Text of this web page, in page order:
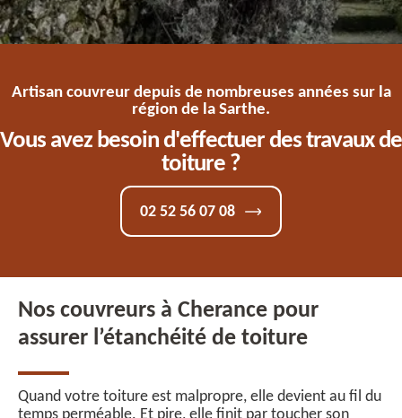
Artisan couvreur depuis de nombreuses années sur la
région de la Sarthe.
Vous avez besoin d'effectuer des travaux de
toiture ?
02 52 56 07 08
Nos couvreurs à Cherance pour
assurer l’étanchéité de toiture
Quand votre toiture est malpropre, elle devient au fil du